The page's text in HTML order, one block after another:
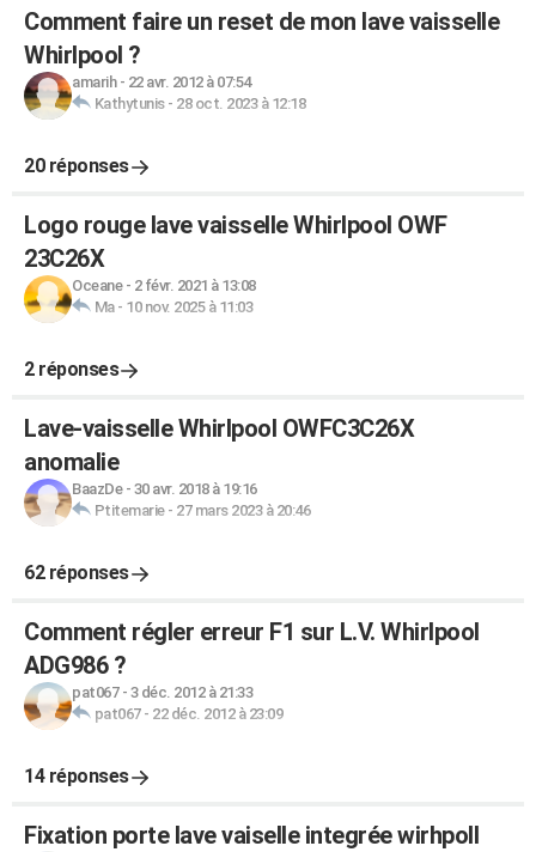
Comment faire un reset de mon lave vaisselle
Whirlpool ?
amarih- 22 avr. 2012 à 07:54
Kathytunis- 28 oct. 2023 à 12:18
20 réponses
Logo rouge lave vaisselle Whirlpool OWF
23C26X
Oceane- 2 févr. 2021 à 13:08
Ma- 10 nov. 2025 à 11:03
2 réponses
Lave-vaisselle Whirlpool OWFC3C26X
anomalie
BaazDe- 30 avr. 2018 à 19:16
Ptitemarie- 27 mars 2023 à 20:46
62 réponses
Comment régler erreur F1 sur L.V. Whirlpool
ADG986 ?
pat067- 3 déc. 2012 à 21:33
pat067- 22 déc. 2012 à 23:09
14 réponses
Fixation porte lave vaiselle integrée wirhpoll